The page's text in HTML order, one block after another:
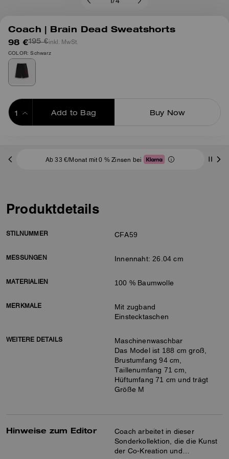
/4
Coach | Brain Dead Sweatshorts
98 €195 €inkl. MwSt.
COLOR: Schwarz
Add to Bag Buy Now
Ab 33 €/Monat mit 0 % Zinsen bei
Produktdetails
STILNUMMER CFA59
MESSUNGEN Innennaht: 26.04 cm
MATERIALIEN 100 % Baumwolle
MERKMALE
Mit zugband
Einstecktaschen
WEITERE DETAILS
Maschinenwaschbar
Das Model ist 188 cm groß,
Brustumfang 94 cm,
Taillenumfang 71 cm,
Hüftumfang 71 cm und trägt
Größe M
Hinweise zum Editor
Coach arbeitet in dieser
Sonderkollektion, die die Kunst
der Co-Kreation und